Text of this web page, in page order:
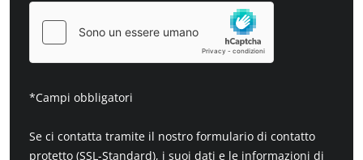
*Campi obbligatori
Se ci contatta tramite il nostro formulario di contatto
protetto (SSL-Standard), i suoi dati e le informazioni di